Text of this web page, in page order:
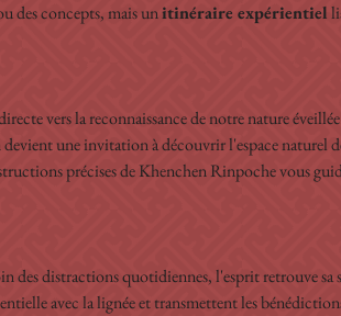
des concepts, mais un itinéraire expérientiel
vers la reconnaissance de notre nature
une invitation à découvrir l'espace naturel
précises de Khenchen Rinpoche vous
distractions quotidiennes, l'esprit retrouve sa
avec la lignée et transmettent les